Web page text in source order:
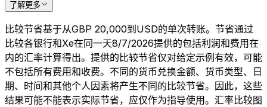
了解更多
比较节省基于从GBP 20,000到USD的单次转账。节省通过
比较各银行和Xe在同一天8/7/2026提供的包括利润和费用在
内的汇率计算得出。提供的比较节省仅对给定示例有效，可能
不包括所有费用和收费。不同的货币兑换金额、货币类型、日
期、时间和其他个人因素将产生不同的比较节省。因此，这些
结果可能不能表示实际节省，应仅作为指导使用。汇率比较图